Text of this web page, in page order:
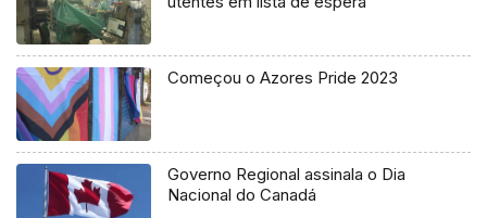
Começou o Azores Pride 2023
Governo Regional assinala o Dia
Nacional do Canadá